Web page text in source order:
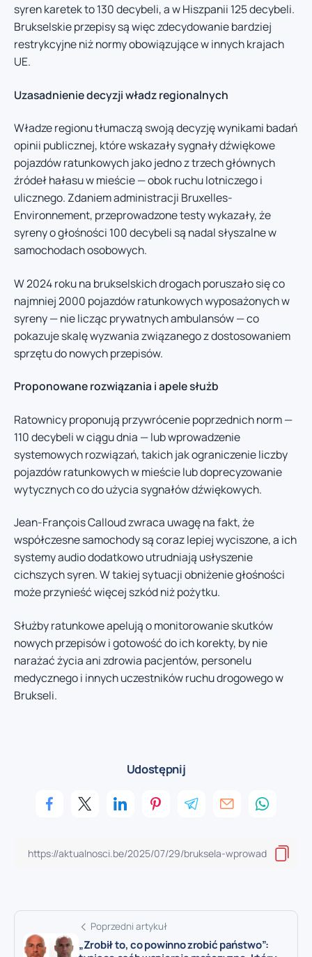
syren karetek to 130 decybeli, a w Hiszpanii 125 decybeli.
Brukselskie przepisy są więc zdecydowanie bardziej
restrykcyjne niż normy obowiązujące w innych krajach
UE.
Uzasadnienie decyzji władz regionalnych
Władze regionu tłumaczą swoją decyzję wynikami badań
opinii publicznej, które wskazały sygnały dźwiękowe
pojazdów ratunkowych jako jedno z trzech głównych
źródeł hałasu w mieście — obok ruchu lotniczego i
ulicznego. Zdaniem administracji Bruxelles-
Environnement, przeprowadzone testy wykazały, że
syreny o głośności 100 decybeli są nadal słyszalne w
samochodach osobowych.
W 2024 roku na brukselskich drogach poruszało się co
najmniej 2000 pojazdów ratunkowych wyposażonych w
syreny — nie licząc prywatnych ambulansów — co
pokazuje skalę wyzwania związanego z dostosowaniem
sprzętu do nowych przepisów.
Proponowane rozwiązania i apele służb
Ratownicy proponują przywrócenie poprzednich norm —
110 decybeli w ciągu dnia — lub wprowadzenie
systemowych rozwiązań, takich jak ograniczenie liczby
pojazdów ratunkowych w mieście lub doprecyzowanie
wytycznych co do użycia sygnałów dźwiękowych.
Jean-François Calloud zwraca uwagę na fakt, że
współczesne samochody są coraz lepiej wyciszone, a ich
systemy audio dodatkowo utrudniają usłyszenie
cichszych syren. W takiej sytuacji obniżenie głośności
może przynieść więcej szkód niż pożytku.
Służby ratunkowe apelują o monitorowanie skutków
nowych przepisów i gotowość do ich korekty, by nie
narażać życia ani zdrowia pacjentów, personelu
medycznego i innych uczestników ruchu drogowego w
Brukseli.
Udostępnij
Poprzedni artykuł
„Zrobił to, co powinno zrobić państwo”: